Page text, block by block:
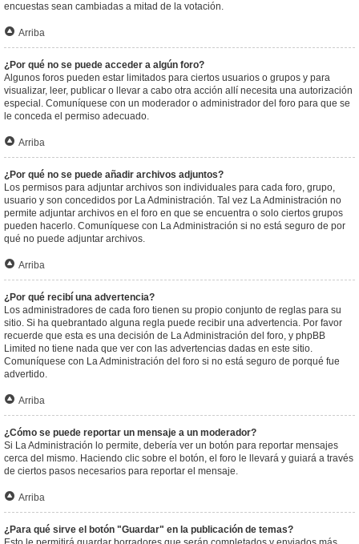
encuestas sean cambiadas a mitad de la votación.
Arriba
¿Por qué no se puede acceder a algún foro?
Algunos foros pueden estar limitados para ciertos usuarios o grupos y para
visualizar, leer, publicar o llevar a cabo otra acción allí necesita una autorización
especial. Comuníquese con un moderador o administrador del foro para que se
le conceda el permiso adecuado.
Arriba
¿Por qué no se puede añadir archivos adjuntos?
Los permisos para adjuntar archivos son individuales para cada foro, grupo,
usuario y son concedidos por La Administración. Tal vez La Administración no
permite adjuntar archivos en el foro en que se encuentra o solo ciertos grupos
pueden hacerlo. Comuníquese con La Administración si no está seguro de por
qué no puede adjuntar archivos.
Arriba
¿Por qué recibí una advertencia?
Los administradores de cada foro tienen su propio conjunto de reglas para su
sitio. Si ha quebrantado alguna regla puede recibir una advertencia. Por favor
recuerde que esta es una decisión de La Administración del foro, y phpBB
Limited no tiene nada que ver con las advertencias dadas en este sitio.
Comuníquese con La Administración del foro si no está seguro de porqué fue
advertido.
Arriba
¿Cómo se puede reportar un mensaje a un moderador?
Si La Administración lo permite, debería ver un botón para reportar mensajes
cerca del mismo. Haciendo clic sobre el botón, el foro le llevará y guiará a través
de ciertos pasos necesarios para reportar el mensaje.
Arriba
¿Para qué sirve el botón "Guardar" en la publicación de temas?